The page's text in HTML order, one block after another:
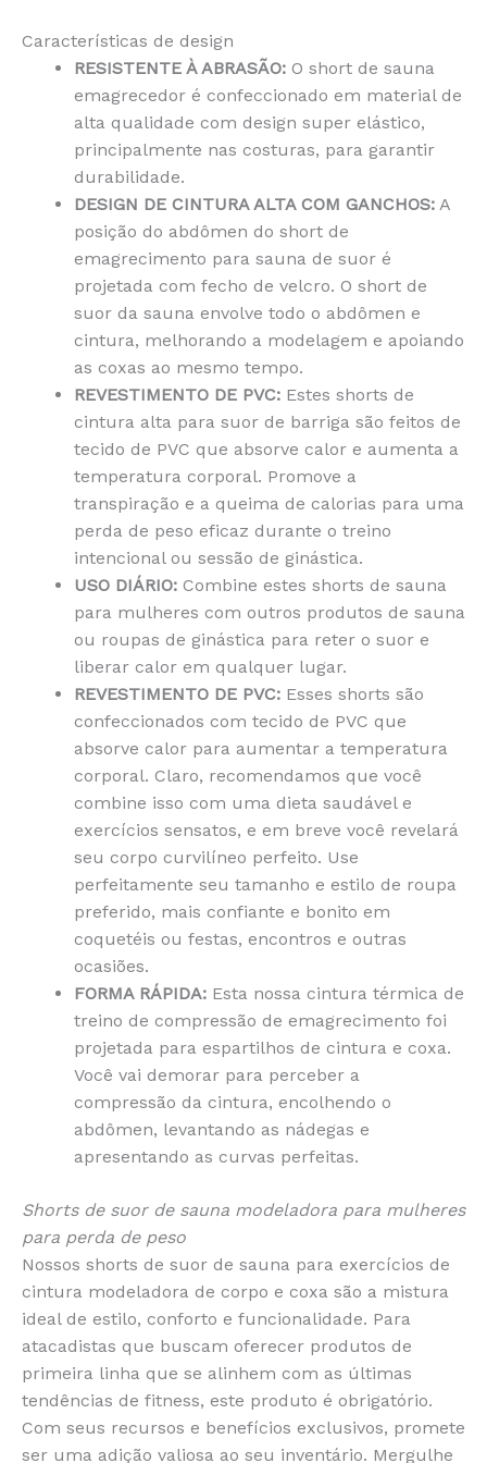
Características de design
RESISTENTE À ABRASÃO: O short de sauna
emagrecedor é confeccionado em material de
alta qualidade com design super elástico,
principalmente nas costuras, para garantir
durabilidade.
DESIGN DE CINTURA ALTA COM GANCHOS: A
posição do abdômen do short de
emagrecimento para sauna de suor é
projetada com fecho de velcro. O short de
suor da sauna envolve todo o abdômen e
cintura, melhorando a modelagem e apoiando
as coxas ao mesmo tempo.
REVESTIMENTO DE PVC: Estes shorts de
cintura alta para suor de barriga são feitos de
tecido de PVC que absorve calor e aumenta a
temperatura corporal. Promove a
transpiração e a queima de calorias para uma
perda de peso eficaz durante o treino
intencional ou sessão de ginástica.
USO DIÁRIO: Combine estes shorts de sauna
para mulheres com outros produtos de sauna
ou roupas de ginástica para reter o suor e
liberar calor em qualquer lugar.
REVESTIMENTO DE PVC: Esses shorts são
confeccionados com tecido de PVC que
absorve calor para aumentar a temperatura
corporal. Claro, recomendamos que você
combine isso com uma dieta saudável e
exercícios sensatos, e em breve você revelará
seu corpo curvilíneo perfeito. Use
perfeitamente seu tamanho e estilo de roupa
preferido, mais confiante e bonito em
coquetéis ou festas, encontros e outras
ocasiões.
FORMA RÁPIDA: Esta nossa cintura térmica de
treino de compressão de emagrecimento foi
projetada para espartilhos de cintura e coxa.
Você vai demorar para perceber a
compressão da cintura, encolhendo o
abdômen, levantando as nádegas e
apresentando as curvas perfeitas.
Shorts de suor de sauna modeladora para mulheres
para perda de peso
Nossos shorts de suor de sauna para exercícios de
cintura modeladora de corpo e coxa são a mistura
ideal de estilo, conforto e funcionalidade. Para
atacadistas que buscam oferecer produtos de
primeira linha que se alinhem com as últimas
tendências de fitness, este produto é obrigatório.
Com seus recursos e benefícios exclusivos, promete
ser uma adição valiosa ao seu inventário. Mergulhe